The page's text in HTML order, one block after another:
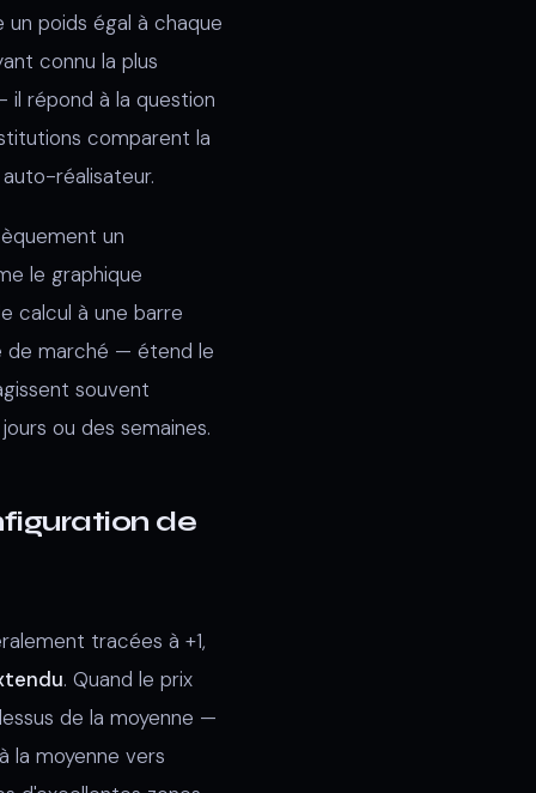
poids égal à chaque
connu la plus
répond à la question
comparent la
réalisateur.
un
le graphique
calcul à une barre
de marché — étend le
souvent
ou des semaines.
de
tracées à +1,
. Quand le prix
de la moyenne —
la moyenne vers